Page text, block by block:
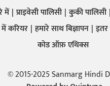
में प्राइवेसी पालिसी कुकी पालिसी
में करियर हमारे साथ बिज्ञापन
कोड ऑफ़ एथिक्स
© 2015-2025 Sanmarg Hindi